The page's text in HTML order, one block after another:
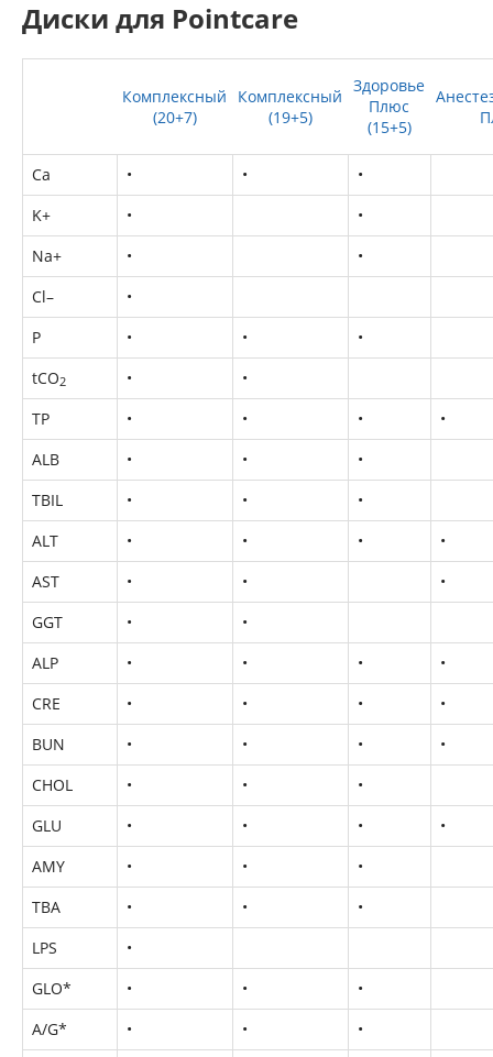
Диски для Pointcare
Комплексный
(20+7)
Комплексный
(19+5)
Здоровье
Плюс
(15+5)
Ca • •
•
K+
•
•
Na+
•
•
Cl–
•
P
• •
•
tCO2 •
•
TP
• • •
•
ALB
• •
•
TBIL
• •
•
ALT
• • •
•
AST
• •
•
GGT
•
•
ALP
• • •
•
CRE
• • •
•
BUN
• • •
•
CHOL
• •
•
GLU
• • •
•
AMY
• •
•
TBA
• •
•
LPS
•
GLO*
• •
•
A/G*
• •
•